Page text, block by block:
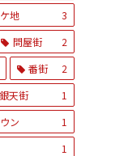
地
3
問屋街
2
番街
2
銀天街
1
ン
1
1